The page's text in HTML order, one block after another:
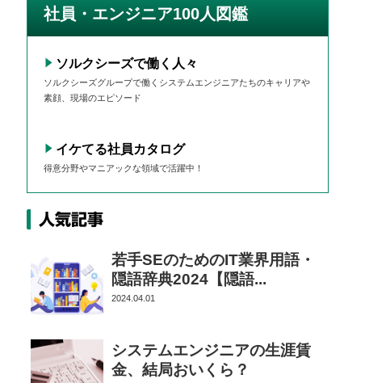
社員・エンジニア100人図鑑
ソルクシーズで働く人々
ソルクシーズグループで働くシステムエンジニアたちのキャリアや
素顔、現場のエピソード
イケてる社員カタログ
得意分野やマニアックな領域で活躍中！
人気記事
若手SEのためのIT業界用語・
隠語辞典2024【隠語...
2024.04.01
システムエンジニアの生涯賃
金、結局おいくら？